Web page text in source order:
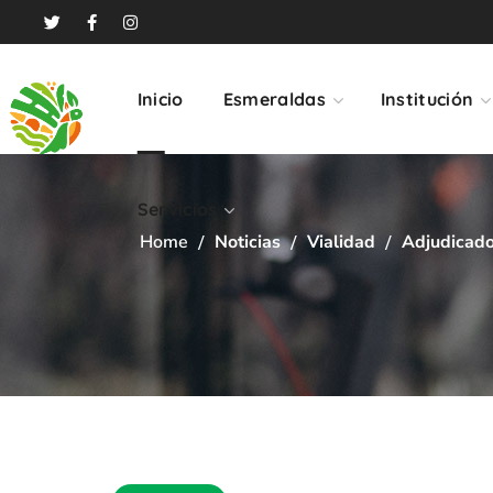
Inicio Esmeraldas Institución
Servicios
Home Noticias Vialidad